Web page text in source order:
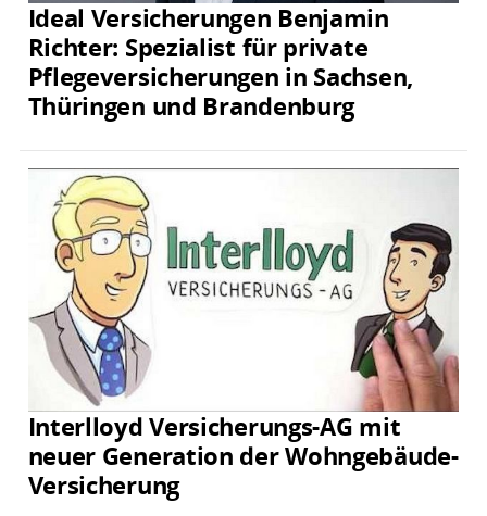
Ideal Versicherungen Benjamin
Richter: Spezialist für private
Pflegeversicherungen in Sachsen,
Thüringen und Brandenburg
Interlloyd Versicherungs-AG mit
neuer Generation der Wohngebäude-
Versicherung